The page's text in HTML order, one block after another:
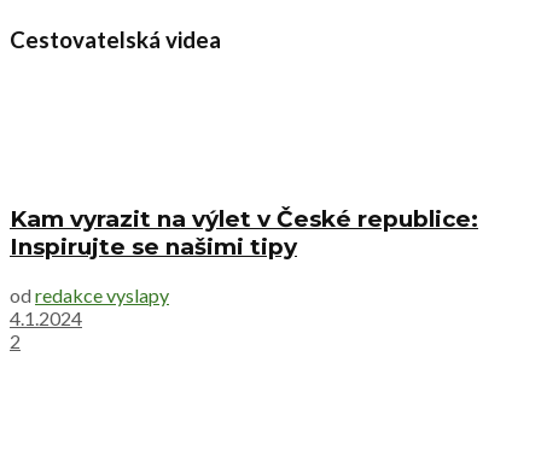
Cestovatelská videa
Kam vyrazit na výlet v České republice:
Inspirujte se našimi tipy
od redakce vyslapy
4.1.2024
2